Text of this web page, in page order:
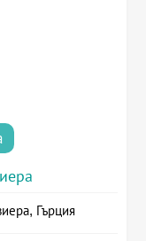
Гърция